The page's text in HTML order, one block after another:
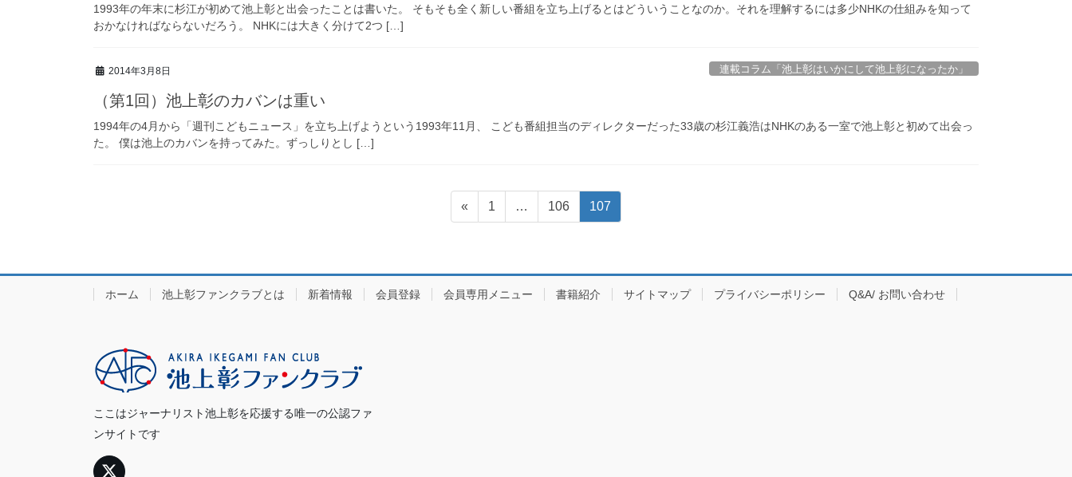
1993年の年末に杉江が初めて池上彰と出会ったことは書いた。 そもそも全く新しい番組を立ち上げるとはどういうことなのか。それを理解するには多少NHKの仕組みを知って
おかなければならないだろう。 NHKには大きく分けて2つ […]
2014年3月8日 連載コラム「池上彰はいかにして池上彰になったか」
（第1回）池上彰のカバンは重い
1994年の4月から「週刊こどもニュース」を立ち上げようという1993年11月、 こども番組担当のディレクターだった33歳の杉江義浩はNHKのある一室で池上彰と初めて出会っ
た。 僕は池上のカバンを持ってみた。ずっしりとし […]
ペ
送
り
«
固
定
ジ
1 …
固
定
ジ
106
固
定
ジ
107
ホーム 池上彰ファンクラブとは 新着情報 会員登録 会員専用メニュー 書籍紹介 サイトマップ プライバシーポリシー Q&A/ お問い合わせ
ここはジャーナリスト池上彰を応援する唯一の公認ファ
ンサイトです